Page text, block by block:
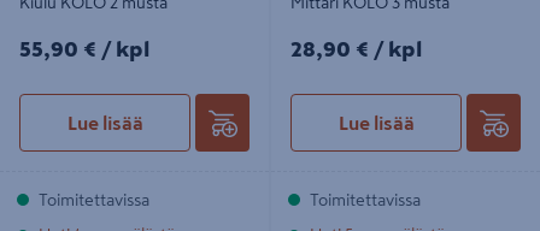
55,90€/kpl
55,90 € / kpl
Lue lisää
Toimitettavissa
28,90€/kpl
28,90 € / kpl
Lue lisää
Toimitettavissa